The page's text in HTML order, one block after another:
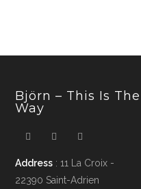
Björn – This Is The
Way
Address : 11 La Croix -
22390 Saint-Adrien